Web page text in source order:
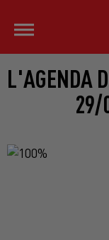
L'AGENDA
29/